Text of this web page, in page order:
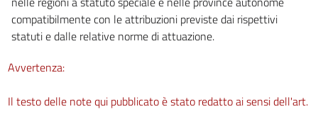
compatibilmente con le attribuzioni previste dai rispettivi
statuti e dalle relative norme di attuazione.
Avvertenza:
Il testo delle note qui pubblicato è stato redatto ai sensi dell'art.